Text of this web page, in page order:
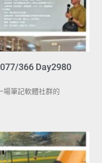
366 Day2980
場筆記軟體社群的